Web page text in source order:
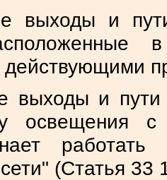
выходы и
действующими
выходы и
освещения с
(Статья 33